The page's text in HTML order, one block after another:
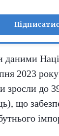
даними
2023
зросли
що